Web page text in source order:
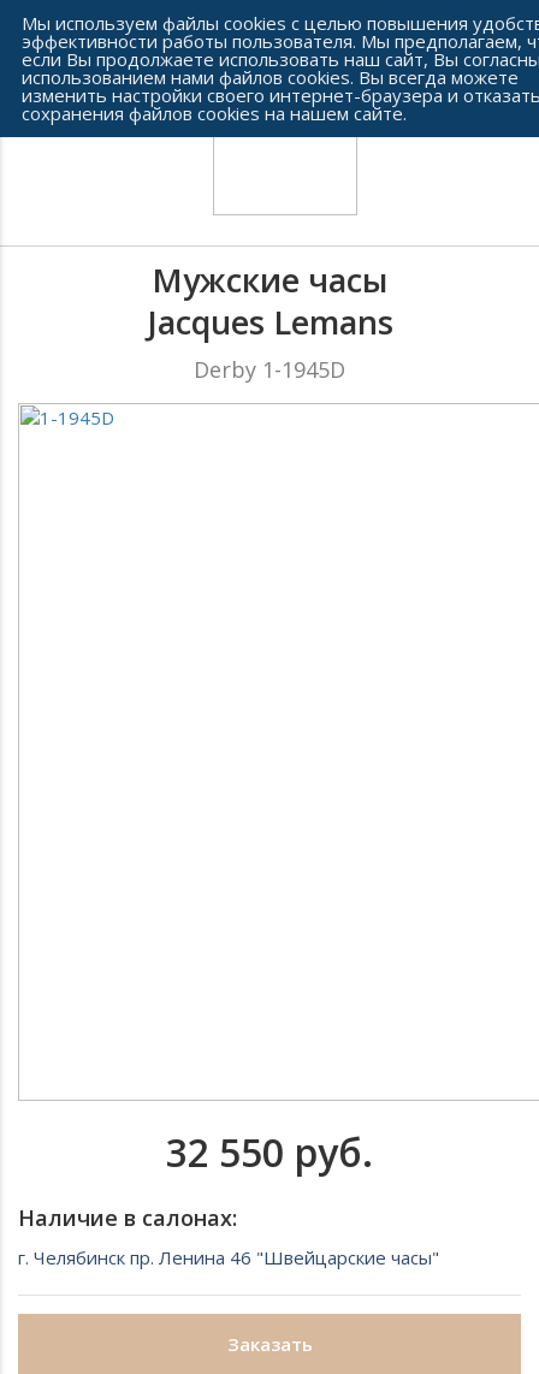
Сеть часовых салонов г. Челябинска
Мужские часы
Jacques Lemans
Derby 1-1945D
32 550 руб.
Наличие в салонах:
г. Челябинск пр. Ленина 46 "Швейцарские часы"
Заказать
Мы используем файлы cookies с целью повышения
эффективности работы пользователя. Мы предполагаем,
если Вы продолжаете использовать наш сайт, Вы
использованием нами файлов cookies. Вы всегда можете
изменить настройки своего интернет-браузера и
сохранения файлов cookies на нашем сайте.